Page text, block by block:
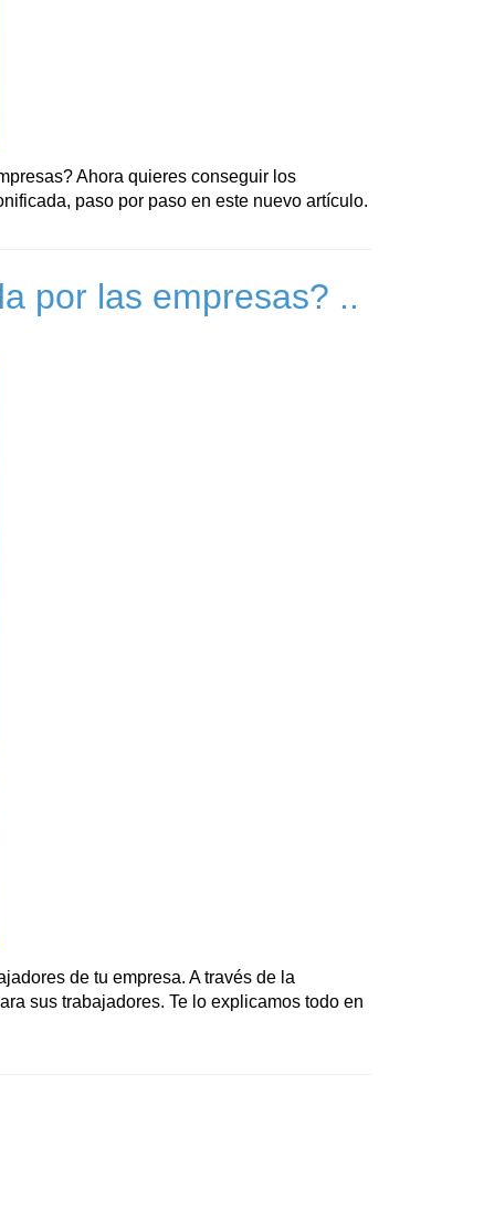
Ahora quieres conseguir los
paso por paso en este nuevo artículo.
por las empresas? ..
de tu empresa. A través de la
sus trabajadores. Te lo explicamos todo en